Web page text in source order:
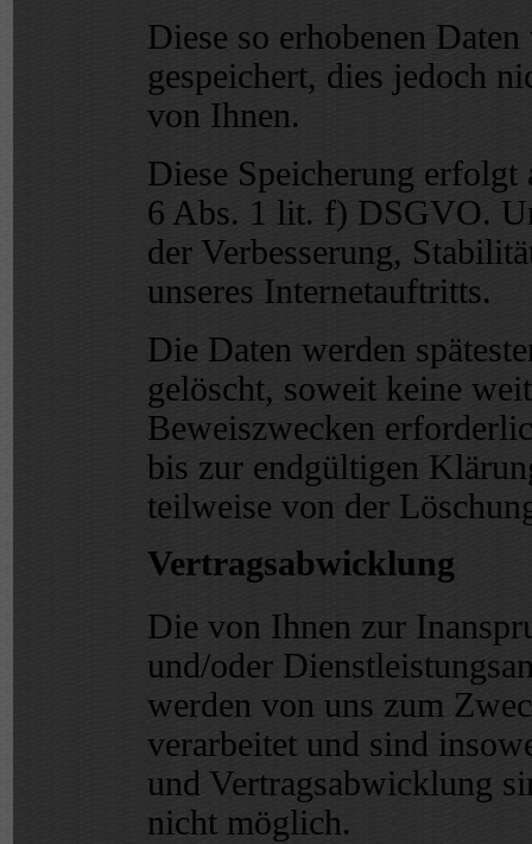
Diese so erhobenen
gespeichert, dies jedoch
von Ihnen.
Diese Speicherung
6 Abs. 1 lit. f) DSGVO.
der Verbesserung,
unseres Internetauftritts.
Die Daten werden
gelöscht, soweit keine
Beweiszwecken
bis zur endgültigen
teilweise von der
Vertragsabwicklung
Die von Ihnen zur
und/oder
werden von uns zum
verarbeitet und sind
und Vertragsabwicklung
nicht möglich.